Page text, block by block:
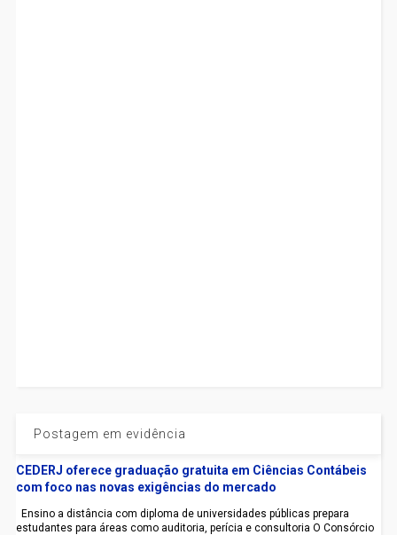
Postagem em evidência
CEDERJ oferece graduação gratuita em Ciências Contábeis
com foco nas novas exigências do mercado
Ensino a distância com diploma de universidades públicas prepara
estudantes para áreas como auditoria, perícia e consultoria O Consórcio